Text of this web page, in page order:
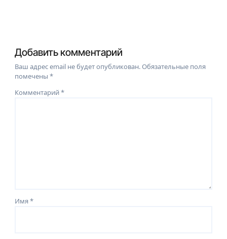
Добавить комментарий
Ваш адрес email не будет опубликован.Обязательные поля
помечены*
Комментарий*
Имя*